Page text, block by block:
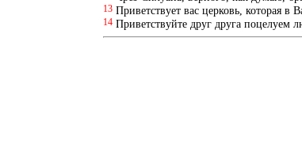
13 Приветствует вас церковь, которая
14 Приветствуйте друг друга поцелуем